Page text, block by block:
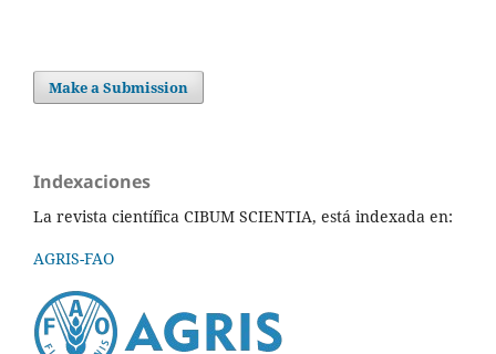
Make a Submission
Indexaciones
La revista científica CIBUM SCIENTIA, está indexada en:
AGRIS-FAO